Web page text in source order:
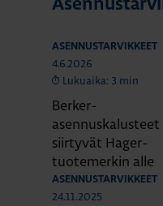
ASENNUSTARVIKKEET
4.6.2026
Lukuaika: 3 min
Berker-
asennuskalusteet
siirtyvät Hager-
tuotemerkin alle
ASENNUSTARVIKKEET
24.11.2025